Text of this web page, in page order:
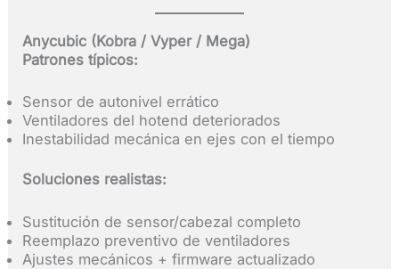
Anycubic (Kobra / Vyper / Mega)
Patrones típicos:
Sensor de autonivel errático
Ventiladores del hotend deteriorados
Inestabilidad mecánica en ejes con el tiempo
Soluciones realistas:
Sustitución de sensor/cabezal completo
Reemplazo preventivo de ventiladores
Ajustes mecánicos + firmware actualizado